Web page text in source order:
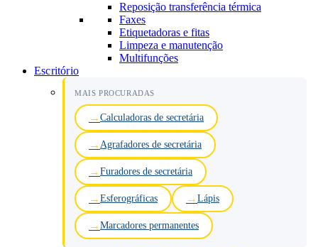
Reposição transferência térmica
Faxes
Etiquetadoras e fitas
Limpeza e manutenção
Multifunções
Escritório
MAIS PROCURADAS
Calculadoras de secretária
Agrafadores de secretária
Furadores de secretária
Esferográficas Lápis
Marcadores permanentes